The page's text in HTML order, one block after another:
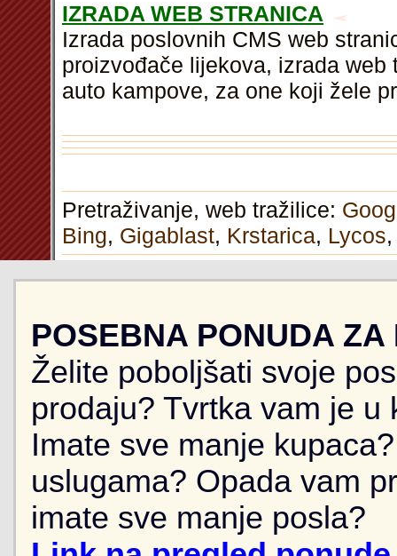
IZRADA WEB STRANICA
Izrada poslovnih CMS web
proizvođače lijekova, izrada
auto kampove, za one koji žele
Pretraživanje, web tražilice:
Bing, Gigablast, Krstarica, Lycos
POSEBNA PONUDA ZA
Želite poboljšati svoje
prodaju? Tvrtka vam je
Imate sve manje
uslugama? Opada vam
imate sve manje posla?